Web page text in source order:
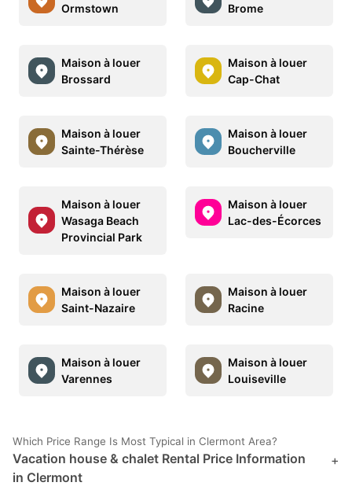
Ormstown
Brome
Maison à louer
Brossard
Maison à louer
Cap-Chat
Maison à louer
Sainte-Thérèse
Maison à louer
Boucherville
Maison à louer
Wasaga Beach
Provincial Park
Maison à louer
Lac-des-Écorces
Maison à louer
Saint-Nazaire
Maison à louer
Racine
Maison à louer
Varennes
Maison à louer
Louiseville
Which Price Range Is Most Typical in Clermont Area?
Vacation house & chalet Rental Price Information
in Clermont
+